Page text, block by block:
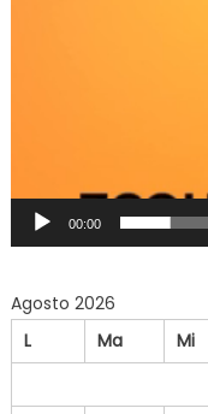
00:00
Agosto 2026
L
Ma Mi